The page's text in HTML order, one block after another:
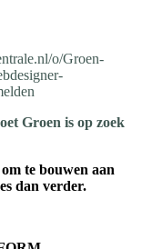
o/Groen-
Groen is op zoek
te bouwen aan
dan verder.